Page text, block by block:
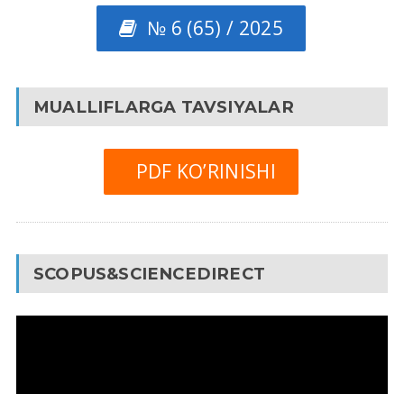
№ 6 (65) / 2025
MUALLIFLARGA TAVSIYALAR
PDF KO’RINISHI
SCOPUS&SCIENCEDIRECT